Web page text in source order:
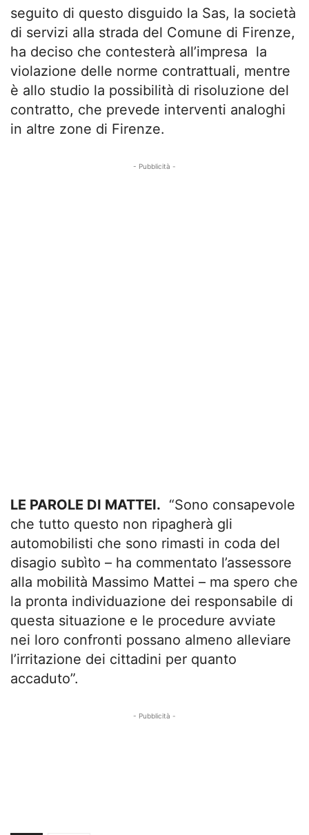
seguito di questo disguido la Sas, la società
di servizi alla strada del Comune di Firenze,
ha deciso che contesterà all’impresa la
violazione delle norme contrattuali, mentre
è allo studio la possibilità di risoluzione del
contratto, che prevede interventi analoghi
in altre zone di Firenze.
- Pubblicità -
LE PAROLE DI MATTEI. “Sono consapevole
che tutto questo non ripagherà gli
automobilisti che sono rimasti in coda del
disagio subìto – ha commentato l’assessore
alla mobilità Massimo Mattei – ma spero che
la pronta individuazione dei responsabile di
questa situazione e le procedure avviate
nei loro confronti possano almeno alleviare
l’irritazione dei cittadini per quanto
accaduto”.
- Pubblicità -